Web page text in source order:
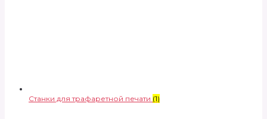
Станки для трафаретной печати (1)